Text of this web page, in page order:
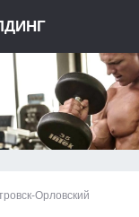
Орловский